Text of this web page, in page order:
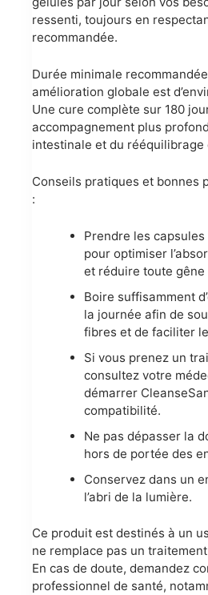
ressenti, toujours en
recommandée.
Durée minimale
amélioration globale est
Une cure complète sur 180
accompagnement plus
intestinale et du rééquilibrage
Conseils pratiques et bonnes
:
Prendre les
pour optimiser
et réduire toute
Boire suffisamment
la journée afin de
fibres et de faciliter
Si vous prenez un
consultez votre
démarrer
compatibilité.
Ne pas dépasser la
hors de portée des
Conservez dans un
l’abri de la lumière.
Ce produit est destinés à un
ne remplace pas un
En cas de doute, demandez
professionnel de santé,